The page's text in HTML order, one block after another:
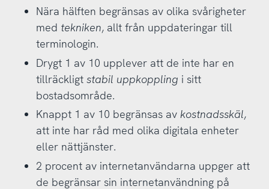
Nära hälften begränsas av olika svårigheter
med tekniken, allt från uppdateringar till
terminologin.
Drygt 1 av 10 upplever att de inte har en
tillräckligt stabil uppkoppling i sitt
bostadsområde.
Knappt 1 av 10 begränsas av kostnadsskäl,
att inte har råd med olika digitala enheter
eller nättjänster.
2 procent av internetanvändarna uppger att
de begränsar sin internetanvändning på